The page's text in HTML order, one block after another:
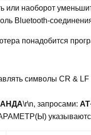
или наоборот
Bluetooth-
понадобится
символы CR &
\r\n, запросами: